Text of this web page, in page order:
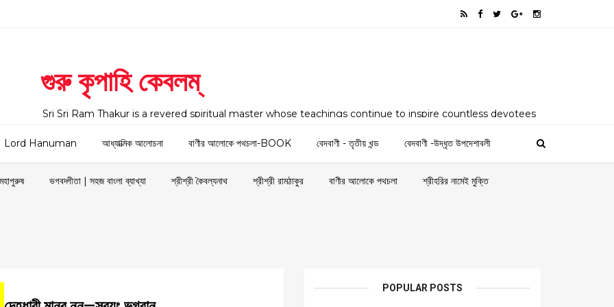
গুরু কৃপাহি কেবলম্
Sri Sri Ram Thakur is a revered spiritual master whose teachings continue to inspire countless devotees
preserving, promoting, and sharing the divine life, teachings, philosophy, and spiritual legacy of Sri Sri
Ram Thakur, lovingly known as Dayal Thakur, Sri Sri Kaibalyanath, and Sri Sri Satyanarayan by his
followers. Born as Ram Chandra Dev in Dingamanik, Faridpur (present-day Bangladesh)
Lord Hanuman আধ্যাত্মিক আলোচনা বাণীর আলোকে পথচলা-BOOK বেদবাণী - তৃতীয় খন্ড বেদবাণী -উদ্ধৃত উপদেশাবলী
মহাপুরুষ ভগবদ্গীতা | সহজ বাংলা ব্যাখ্যা শ্রীশ্রী কৈবল্যনাথ শ্রীশ্রী রামঠাকুর বাণীর আলোকে পথচলা শ্রীহরির নামেই মুক্তি
POPULAR POSTS